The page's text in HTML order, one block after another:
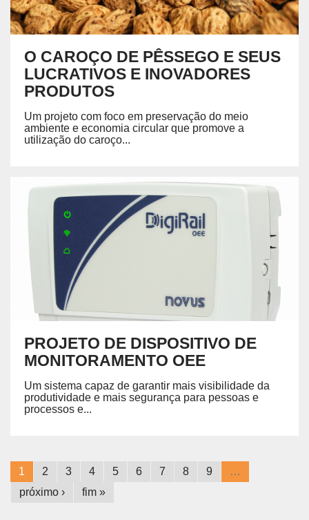
O CAROÇO DE PÊSSEGO E SEUS
LUCRATIVOS E INOVADORES
PRODUTOS
Um projeto com foco em preservação do meio
ambiente e economia circular que promove a
utilização do caroço...
PROJETO DE DISPOSITIVO DE
MONITORAMENTO OEE
Um sistema capaz de garantir mais visibilidade da
produtividade e mais segurança para pessoas e
processos e...
1 2 3 4 5 6 7 8 9
…
próximo ›
fim »